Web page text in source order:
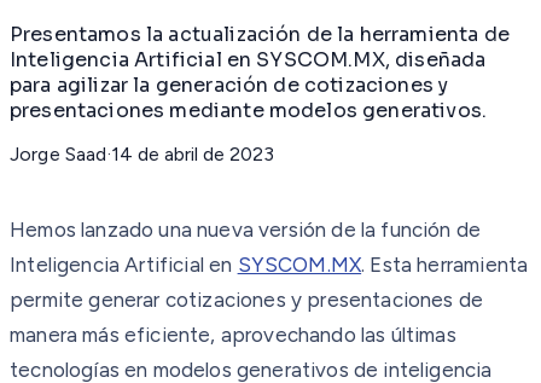
Presentamos la actualización de la herramienta de
Inteligencia Artificial en SYSCOM.MX, diseñada
para agilizar la generación de cotizaciones y
presentaciones mediante modelos generativos.
Jorge Saad·14 de abril de 2023
Hemos lanzado una nueva versión de la función de
Inteligencia Artificial en SYSCOM.MX. Esta herramienta
permite generar cotizaciones y presentaciones de
manera más eficiente, aprovechando las últimas
tecnologías en modelos generativos de inteligencia